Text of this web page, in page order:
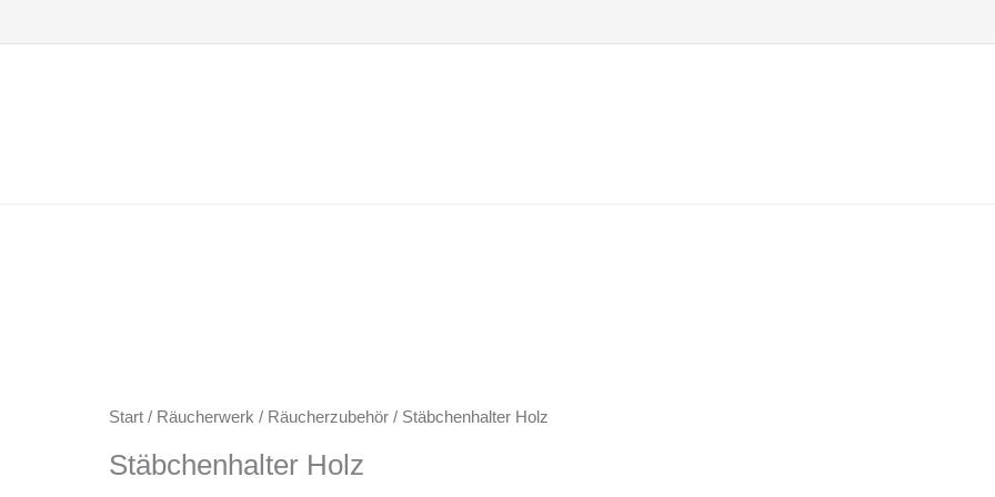
Inhalt
Start / Räucherwerk / Räucherzubehör / Stäbchenhalter Holz
Stäbchenhalter Holz